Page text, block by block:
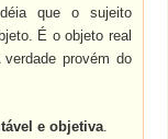
que o sujeito
É o objeto real
provém do
e objetiva.